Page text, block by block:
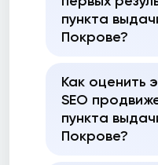
пункта
Покрове?
Как оценить
SEO
пункта
Покрове?